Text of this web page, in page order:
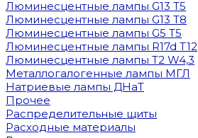
Люминесцентные лампы G13 T5
Люминесцентные лампы G13 T8
Люминесцентные лампы G5 T5
Люминесцентные лампы R17d T12
Люминесцентные лампы T2 W4,3
Металлогалогенные лампы МГЛ
Натриевые лампы ДНаТ
Прочее
Распределительные щиты
Расходные материалы